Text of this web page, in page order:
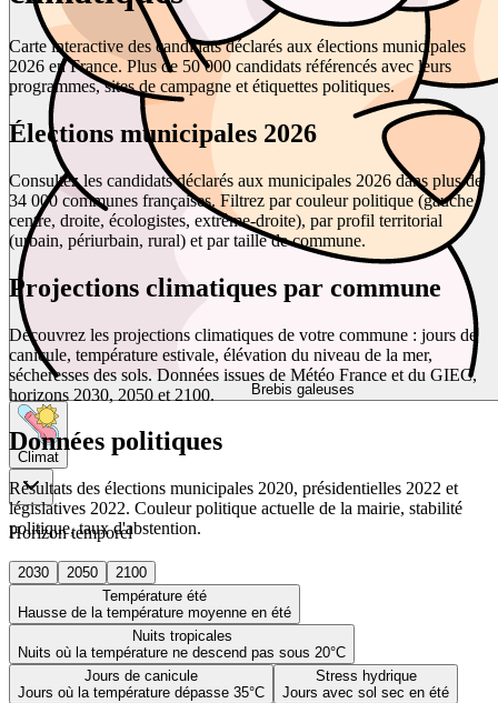
Brebis galeuses
Climat
Horizon temporel
2030 2050
2100
Température été
Hausse de la température moyenne en été
Nuits tropicales
Nuits où la température ne descend pas sous 20°C
Jours de canicule
Jours où la température dépasse 35°C
Stress hydrique
Jours avec sol sec en été
Carte interactive des candidats déclarés aux élections municipales
2026 en France. Plus de 50 000 candidats référencés avec leurs
programmes, sites de campagne et étiquettes politiques.
Élections municipales 2026
Consultez les candidats déclarés aux municipales 2026 dans plus de
34 000 communes françaises. Filtrez par couleur politique (gauche,
centre, droite, écologistes, extrême-droite), par profil territorial
(urbain, périurbain, rural) et par taille de commune.
Projections climatiques par commune
Découvrez les projections climatiques de votre commune : jours de
canicule, température estivale, élévation du niveau de la mer,
sécheresses des sols. Données issues de Météo France et du GIEC,
horizons 2030, 2050 et 2100.
Données politiques
Résultats des élections municipales 2020, présidentielles 2022 et
législatives 2022. Couleur politique actuelle de la mairie, stabilité
politique, taux d'abstention.